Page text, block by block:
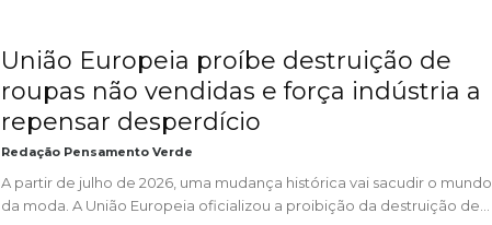
União Europeia proíbe destruição de
roupas não vendidas e força indústria a
repensar desperdício
Redação Pensamento Verde
A partir de julho de 2026, uma mudança histórica vai sacudir o mundo
da moda. A União Europeia oficializou a proibição da destruição de...